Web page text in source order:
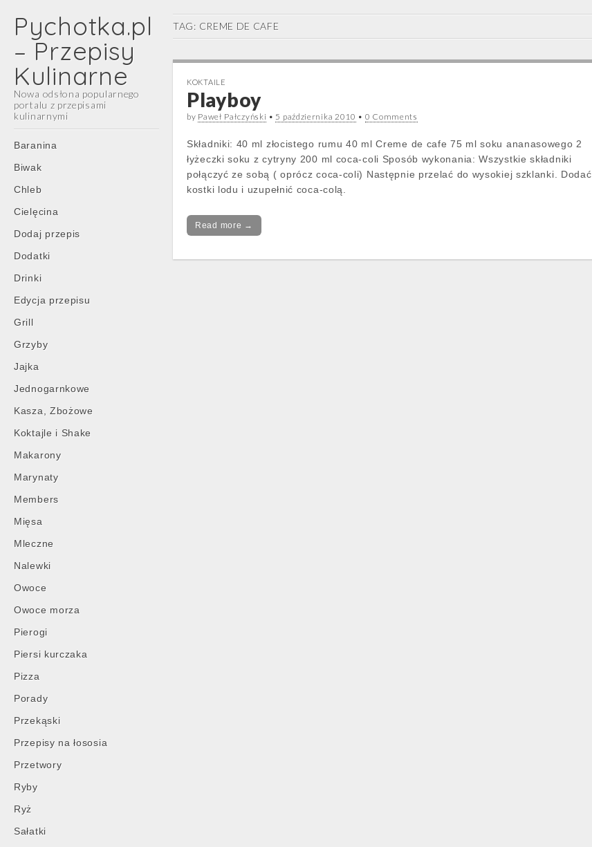
Pychotka.pl
– Przepisy
Kulinarne
Nowa odsłona popularnego
portalu z przepisami
kulinarnymi
Main
menu
Skip
content
Baranina
Biwak
Chleb
Cielęcina
Dodaj przepis
Dodatki
Drinki
Edycja przepisu
Grill
Grzyby
Jajka
Jednogarnkowe
Kasza, Zbożowe
Koktajle i Shake
Makarony
Marynaty
Members
Mięsa
Mleczne
Nalewki
Owoce
Owoce morza
Pierogi
Piersi kurczaka
Pizza
Porady
Przekąski
Przepisy na łososia
Przetwory
Ryby
Ryż
Sałatki
TAG: CREME DE CAFE
KOKTAILE
Playboy
by Paweł Pałczyński • 5 października 2010 • 0 Comments
Składniki: 40 ml złocistego rumu 40 ml Creme de cafe 75 ml soku ananasowego 2
łyżeczki soku z cytryny 200 ml coca-coli Sposób wykonania: Wszystkie składniki
połączyć ze sobą ( oprócz coca-coli) Następnie przelać do wysokiej szklanki. Dodać
kostki lodu i uzupełnić coca-colą.
Read more →